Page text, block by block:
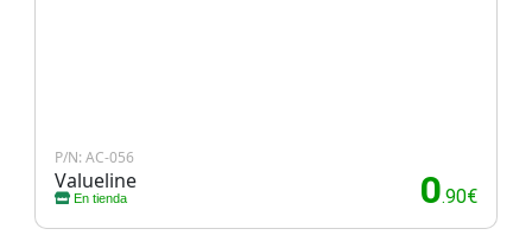
P/N: AC-056
Valueline
En tienda 0.90€